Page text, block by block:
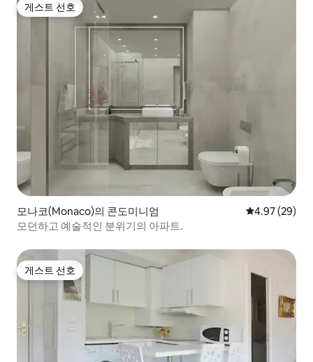
게스트 선호
게스트 선호
모나코(Monaco)의 콘도미니엄 평점 4.97점(5
4.97 (29)
모던하고 예술적인 분위기의 아파트.
게스트 선호
게스트 선호